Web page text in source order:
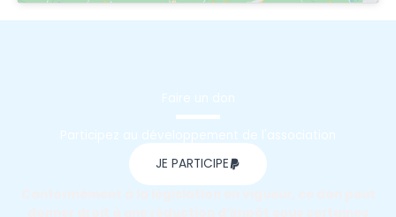
Faire un don
Participez au développement de l'association
JE PARTICIPE